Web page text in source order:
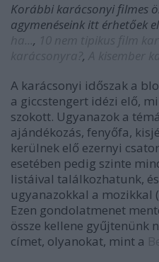
Korábbi karácsonyi filmes
agymenéseink itt érhetőek
,
,
A karácsonyi időszak a
a giccstengert idézi elő,
szokott. Ugyanazok a
ajándékozás, fenyőfa,
kerülnek elő ezernyi
esetében pedig szinte
listáival találkozhatunk,
ugyanazokkal a mozikkal (
Ezen gondolatmenet
össze kellene gyűjtenünk
címet, olyanokat, mint a